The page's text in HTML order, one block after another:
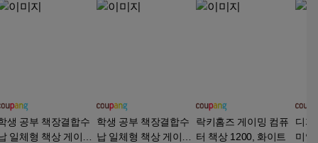
생 공부 책장결합수
일체형 책상 게이밍
학생 공부 책장결합수
납 일체형 책상 게이밍
락키홈즈 게이밍 컴퓨
터 책상 1200, 화이트
디자
미엄